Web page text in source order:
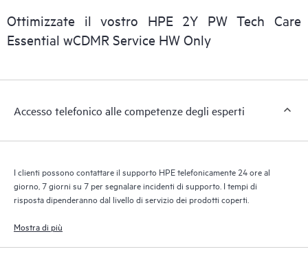
clienti possono gestire più facilmente i propri asset
riconoscendo i vari prodotti installati nell’ambiente del cliente e
le modalità di interazione reciproca di tali prodotti. Con i nuovi
senza dover aprire una richiesta di supporto, nonché accedere
servizio HPE Tech Care, è possibile accedere a risorse HPE utili
prestazioni, dall’edge al cloud.
Ottimizzate il vostro HPE 2Y PW Tech Care
Essential wCDMR Service HW Only
Accesso telefonico alle competenze degli esperti
I clienti possono contattare il supporto HPE telefonicamente 24 ore al
giorno, 7 giorni su 7 per segnalare incidenti di supporto. I tempi di
risposta dipenderanno dal livello di servizio dei prodotti coperti.
Mostra di più